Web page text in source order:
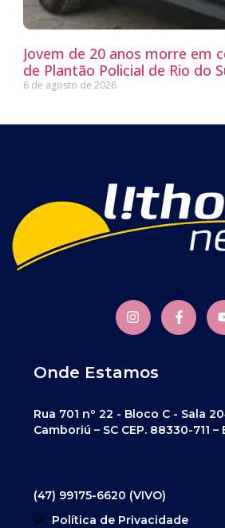
Jovem de 20 anos morre em
de Plantão Policial de Rio do
6 de agosto de 2026
Onde Estamos
Rua 701 nº 22 - Bloco C - Sala
Camboriú – SC CEP. 88330-711 –
(47) 99175-6620 (VIVO)
Política de Privacidade